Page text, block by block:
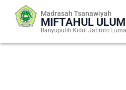
Madrasah Tsanawiyah
MIFTAHUL
Banyuputih Kidul Jatiroto